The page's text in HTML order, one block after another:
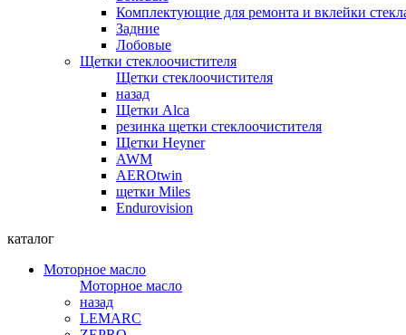
Комплектующие для ремонта и вклейки
Задние
Лобовые
Щетки стеклоочистителя
Щетки стеклоочистителя
назад
Щетки Alca
резинка щетки стеклоочистителя
Щетки Heyner
AWM
AEROtwin
щетки Miles
Endurovision
каталог
Моторное масло
Моторное масло
назад
LEMARC